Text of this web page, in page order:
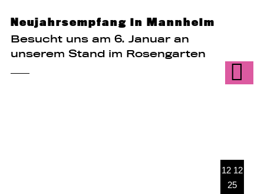
Neujahrsempfang in Mannheim
Besucht uns am 6. Januar an
unserem Stand im Rosengarten
12 12
25